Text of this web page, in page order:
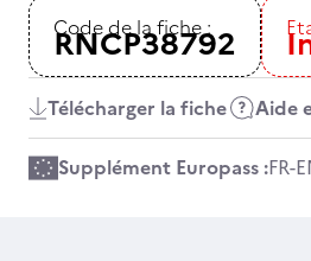
Code de la fiche :
RNCP38792
Télécharger la fiche Aide
Supplément Europass :FR-